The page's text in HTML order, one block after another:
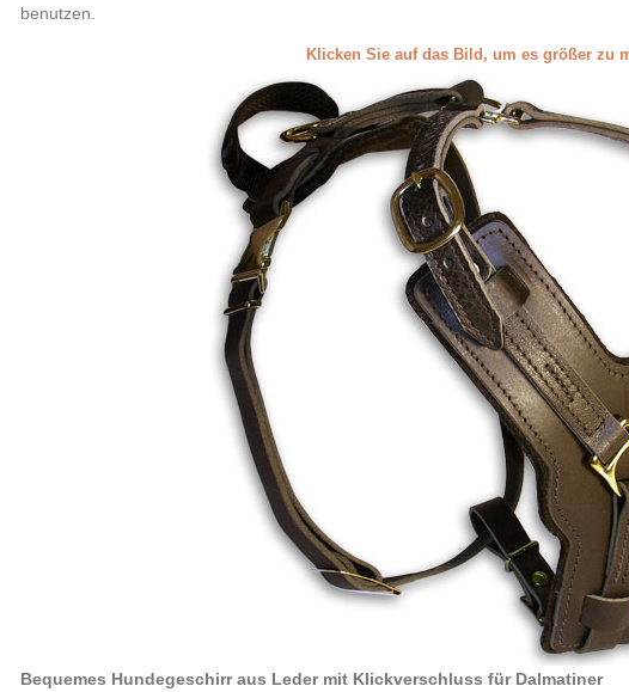
benutzen.
Klicken Sie auf das Bild, um es größer zu
Bequemes Hundegeschirr aus Leder mit Klickverschluss für Dalmatiner